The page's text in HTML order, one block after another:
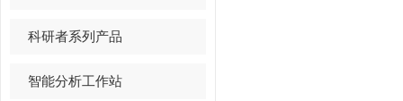
科研者系列产品
智能分析工作站